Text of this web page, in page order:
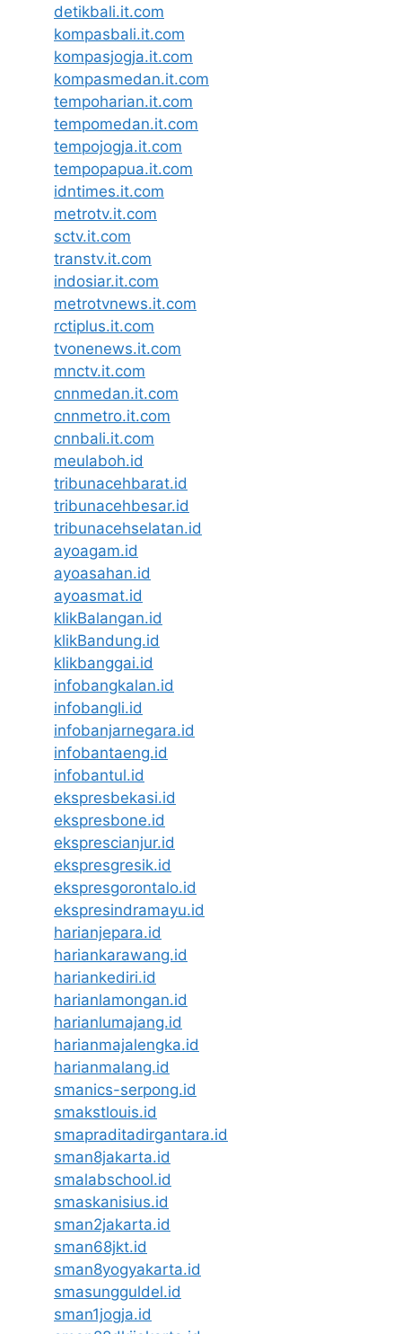
detikbali.it.com
kompasbali.it.com
kompasjogja.it.com
kompasmedan.it.com
tempoharian.it.com
tempomedan.it.com
tempojogja.it.com
tempopapua.it.com
idntimes.it.com
metrotv.it.com
sctv.it.com
transtv.it.com
indosiar.it.com
metrotvnews.it.com
rctiplus.it.com
tvonenews.it.com
mnctv.it.com
cnnmedan.it.com
cnnmetro.it.com
cnnbali.it.com
meulaboh.id
tribunacehbarat.id
tribunacehbesar.id
tribunacehselatan.id
ayoagam.id
ayoasahan.id
ayoasmat.id
klikBalangan.id
klikBandung.id
klikbanggai.id
infobangkalan.id
infobangli.id
infobanjarnegara.id
infobantaeng.id
infobantul.id
ekspresbekasi.id
ekspresbone.id
eksprescianjur.id
ekspresgresik.id
ekspresgorontalo.id
ekspresindramayu.id
harianjepara.id
hariankarawang.id
hariankediri.id
harianlamongan.id
harianlumajang.id
harianmajalengka.id
harianmalang.id
smanics-serpong.id
smakstlouis.id
smapraditadirgantara.id
sman8jakarta.id
smalabschool.id
smaskanisius.id
sman2jakarta.id
sman68jkt.id
sman8yogyakarta.id
smasungguldel.id
sman1jogja.id